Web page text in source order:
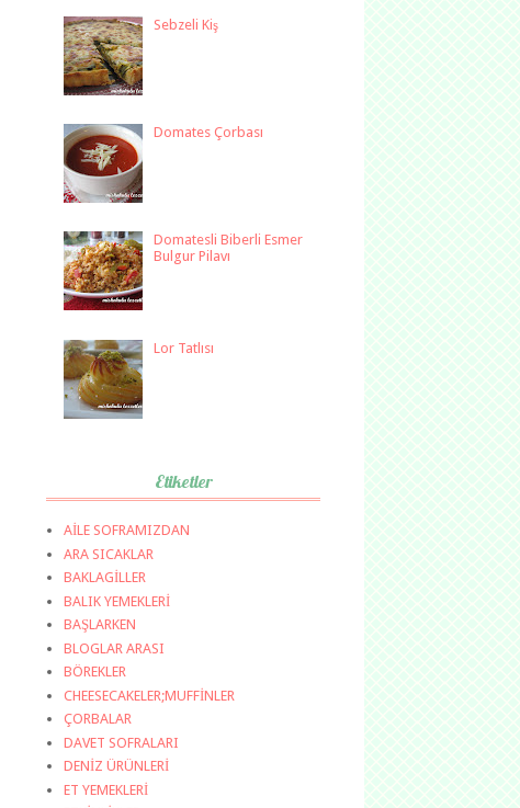
Sebzeli Kiş
Domates Çorbası
Domatesli Biberli Esmer
Bulgur Pilavı
Lor Tatlısı
Etiketler
AİLE SOFRAMIZDAN
ARA SICAKLAR
BAKLAGİLLER
BALIK YEMEKLERİ
BAŞLARKEN
BLOGLAR ARASI
BÖREKLER
CHEESECAKELER;MUFFİNLER
ÇORBALAR
DAVET SOFRALARI
DENİZ ÜRÜNLERİ
ET YEMEKLERİ